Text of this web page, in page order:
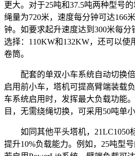
更大。对于25吨和37.5吨两种型号
绳量为720米，速度每分钟可达166
钟。如要求起升速度达到300米每
选择：110KW和132KW，还可以使
卷筒。
配套的单双小车系统自动切换倍
启用前小车，塔机可提高臂端装载
车系统启用时，发挥最大负载功能
目，无需绕绳切换，可采用50吨单
如同其他平头塔机，21LC1050
提升10%负载能力。例如，25吨型号